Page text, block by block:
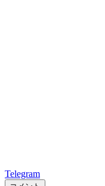
Telegram